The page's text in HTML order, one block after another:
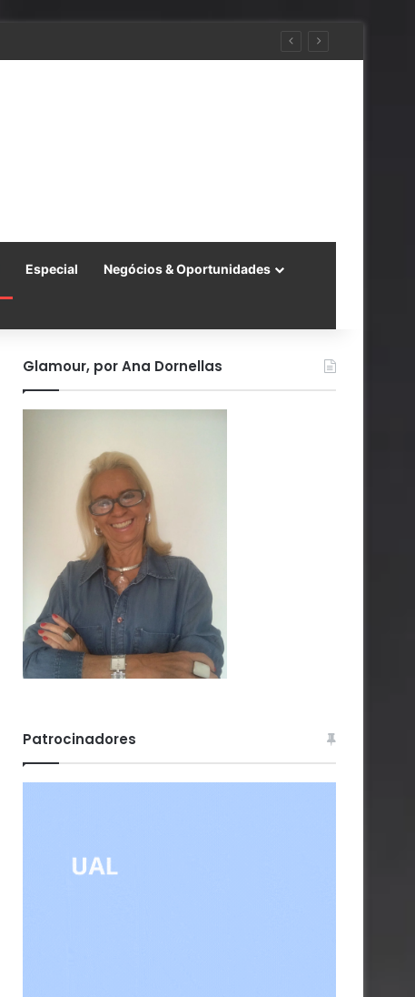
Especial Negócios & Oportunidades
Glamour, por Ana Dornellas
Patrocinadores